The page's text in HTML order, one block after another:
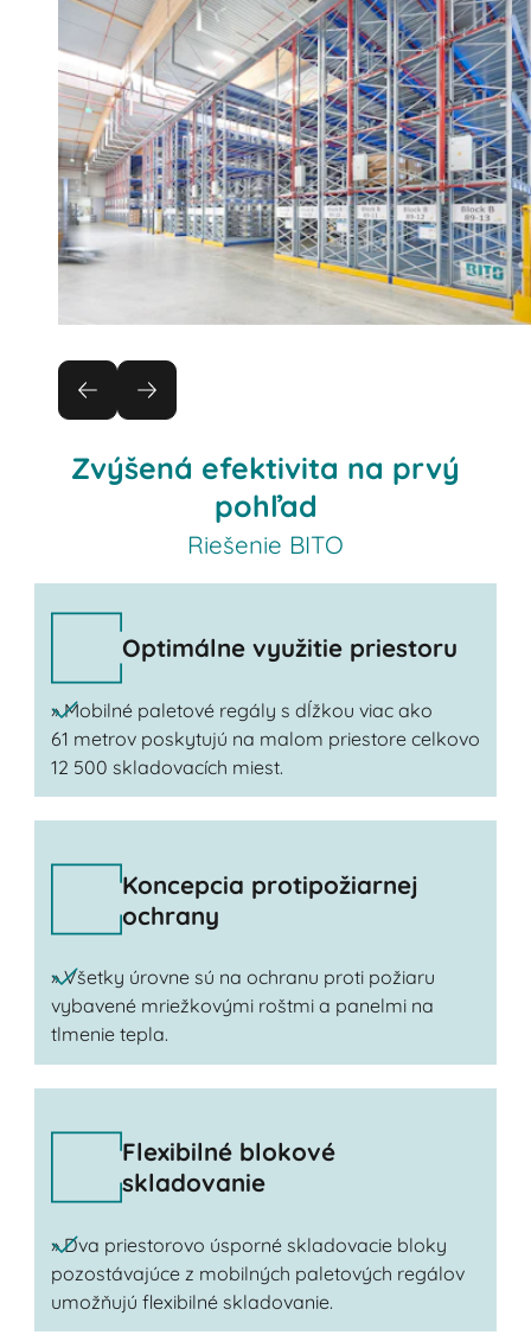
Zvýšená efektivita na prvý
pohľad
Riešenie BITO
Optimálne využitie priestoru
» Mobilné paletové regály s dĺžkou viac ako
61 metrov poskytujú na malom priestore celkovo
12 500 skladovacích miest.
Koncepcia protipožiarnej
ochrany
» Všetky úrovne sú na ochranu proti požiaru
vybavené mriežkovými roštmi a panelmi na
tlmenie tepla.
Flexibilné blokové
skladovanie
» Dva priestorovo úsporné skladovacie bloky
pozostávajúce z mobilných paletových regálov
umožňujú flexibilné skladovanie.